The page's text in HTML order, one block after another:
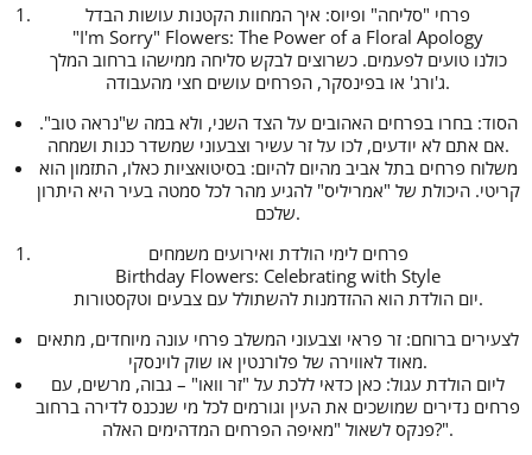
פרחי "סליחה" ופיוס: איך המחוות הקטנות עושות הבדל
"I'm Sorry" Flowers: The Power of a Floral Apology
כולנו טועים לפעמים. כשרוצים לבקש סליחה ממישהו ברחוב המלך
ג'ורג' או בפינסקר, הפרחים עושים חצי מהעבודה.
הסוד: בחרו בפרחים האהובים על הצד השני, ולא במה ש"נראה טוב".
אם אתם לא יודעים, לכו על זר עשיר וצבעוני שמשדר כנות ושמחה.
משלוח פרחים בתל אביב מהיום להיום: בסיטואציות כאלו, התזמון הוא
קריטי. היכולת של "אמריליס" להגיע מהר לכל סמטה בעיר היא היתרון
שלכם.
פרחים לימי הולדת ואירועים משמחים
Birthday Flowers: Celebrating with Style
יום הולדת הוא ההזדמנות להשתולל עם צבעים וטקסטורות.
לצעירים ברוחם: זר פראי וצבעוני המשלב פרחי עונה מיוחדים, מתאים
מאוד לאווירה של פלורנטין או שוק לוינסקי.
ליום הולדת עגול: כאן כדאי ללכת על "זר וואו" – גבוה, מרשים, עם
פרחים נדירים שמושכים את העין וגורמים לכל מי שנכנס לדירה ברחוב
פנקס לשאול "מאיפה הפרחים המדהימים האלה?".